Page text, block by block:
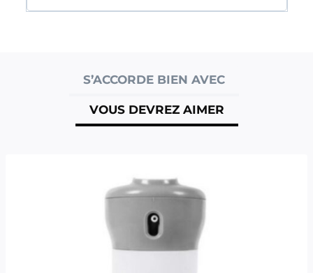
S’ACCORDE BIEN AVEC
VOUS DEVREZ AIMER